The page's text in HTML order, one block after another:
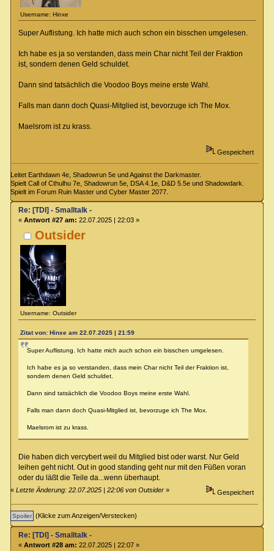
Username: Hinxe
Super Auflistung. Ich hatte mich auch schon ein bisschen umgelesen.
Ich habe es ja so verstanden, dass mein Char nicht Teil der Fraktion
ist, sondern denen Geld schuldet.
Dann sind tatsächlich die Voodoo Boys meine erste Wahl.
Falls man dann doch Quasi-Mitglied ist, bevorzuge ich The Mox.
Maelsrom ist zu krass.
Gespeichert
Leitet Earthdawn 4e, Shadowrun 5e und Against the Darkmaster.
Spielt Call of Cthulhu 7e, Shadowrun 5e, DSA 4.1e, D&D 5.5e und Shadowdark.
Spielt im Forum Ruin Master und Cyber Master 2077.
Outsider
Username: Outsider
Re: [TDI] - Smalltalk -
« Antwort #27 am: 22.07.2025 | 22:03 »
Zitat von: Hinxe am 22.07.2025 | 21:59
Super Auflistung. Ich hatte mich auch schon ein bisschen umgelesen.
Ich habe es ja so verstanden, dass mein Char nicht Teil der Fraktion ist,
sondern denen Geld schuldet.
Dann sind tatsächlich die Voodoo Boys meine erste Wahl.
Falls man dann doch Quasi-Mitglied ist, bevorzuge ich The Mox.
Maelsrom ist zu krass.
Die haben dich vercybert weil du Mitglied bist oder warst. Nur Geld
leihen geht nicht. Out in good standing geht nur mit den Füßen voran
oder du läßt die Teile da...wenn überhaupt.
«Letzte Änderung: 22.07.2025 | 22:06 von Outsider » Gespeichert
(Klicke zum Anzeigen/Verstecken)
Re: [TDI] - Smalltalk -
« Antwort #28 am: 22.07.2025 | 22:07 »